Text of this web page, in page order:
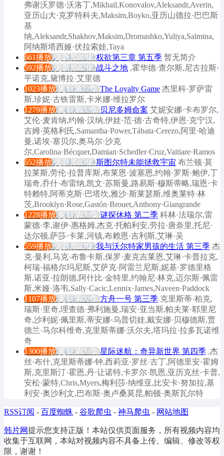
弗谢沃罗德·沃洛丁,Mikhail,Konovalov,Aleksandr,Averin,
亚历山大·克罗特科夫,Maksim,Boyko,亚历山德拉·巴巴斯
基
纳,Aleksandr,Shakhov,Maksim,Dromashko,Yuliya,Salmina,
阿纳斯塔西娅·伏拉索娃,Taya
661播放 更新第08集 权欲第三章 第五季 暂无简介
592播放 更新第02集 战斗之地 ,霍华德·查尔斯,尼古拉斯·
平诺克,黛博拉·艾里德
1023播放 更新第12集 The Loyalty Game 杰里科·罗萨雷
斯,珍妮·古铁雷斯,卡米娜·维拉罗尔
1279播放 更新第02集 贝尼多姆命案 艾妮安娜·卡布罗尔,
艾伦·麦肯纳,约翰·汉纳,伊娃·范·德·古奇特,伊恩·克宁汉,
吉姆·英格利氏,Samantha·Power,Tábata·Cerezo,阿里·哈迪
曼,诺埃·塞贝尔,奥马尔·沙克
尔,Carolina·Bécquer,Damian·Schedler·Cruz,Vaitiare·Ramos
652播放 更新第03集 斯图尔特未能拯救宇宙 布兰顿·莫
拉莱斯,劳伦·拉普库斯,布莱恩·波塞恩,约翰·罗斯·鲍伊,丁
瑞奇,乔什·布雷纳,凯文·苏斯曼,路易斯·穆斯蒂略,瑞恩·卡
特赖特,阿蒂克斯·巴塔坎,雅沙·斯莱瑟斯,维奥莱特·林
茨,Brooklyn·Rose,Gastón·Brouet,Anthony·Giangrande
1228播放 更新第08集 谜探休格 第二季 科林·法瑞尔,雷
蒙德·李,谢伊·惠格姆,杰克·托帕利安,劳拉·唐奈里,托尼·
达尔顿,萨莎·卡莱,河镇,布赖恩·吉利斯,艾琳·吴
559播放 更新第03集 我与沃尔特家男孩的生活 第三季 杰
克·曼利,马克·布鲁卡斯,保罗·麦克吉莱恩,艾琳·卡普拉克,
柯瑞·福格尔玛尼斯,艾萨克·阿雷兰尼斯,妮基·罗德里格
斯,诺亚·拉朗德,阿什比·金特里,约翰尼·林克,迈尔斯·佩雷
斯,米娅·洛韦,Sally·Cacic,Lennix·James,Naveen·Paddock
1107播放 更新第02集 方舟一号 第三季 克里斯蒂·柏克,
瑞斯·里奇,理查德·弗利施曼,瑞安·亚当斯,帕夫莱·耶里尼
奇,沙利妮·佩里斯,蒂安娜·乌普切娃,戴安娜·贝穆德斯,贾
德兰·马尔科维奇,克里斯蒂娜·沃尔夫,塔玛拉·拉多瓦诺维
奇
1300播放 更新第03集 星际迷航：奇异新世界 第四季 ,杰
丝·布什,克里斯蒂娜·钟,西莉亚·罗丝·古丁,阿德里安·霍姆
斯,克里斯汀·霍恩,丹·让诺特,卡罗尔·凯恩,亚历克丝·卡普,
安松·蒙特,Chris,Myers,梅利莎·纳维亚,比安卡·努加拉,基
利安·奥沙利文,巴布斯·奥卢桑莫昆,帕顿·奥斯瓦尔特
RSS订阅 - 百度蜘蛛 - 谷歌爬虫 - 神马爬虫 - 网站地图
韩片网提示您支持正版！本站仅供页面服务，所有视频内容均
收集于互联网，本站对视频内容不具备上传、编辑、修改等权
限，谢谢！